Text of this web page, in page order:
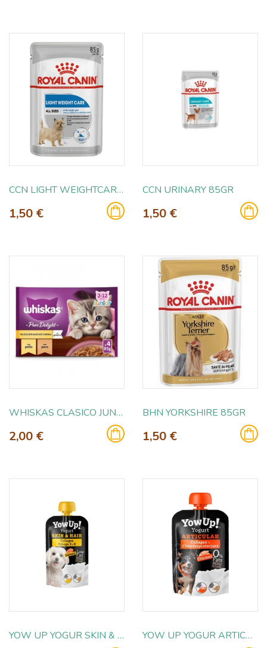
CCN LIGHT WEIGHTCARE 85GR
1,50 €
CCN URINARY 85GR
1,50 €
WHISKAS CLASICO JUNIOR SALSA 4X85GR
2,00 €
BHN YORKSHIRE 85GR
1,50 €
YOW UP YOGUR SKIN & HAIR SALMON 115GR YOW UP YOGUR ARTICULAR CON POLLO115GR